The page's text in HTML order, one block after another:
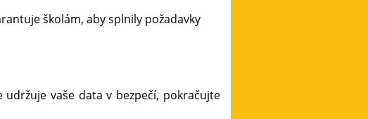
školám, aby splnily požadavky
udržuje vaše data v bezpečí, pokračujte